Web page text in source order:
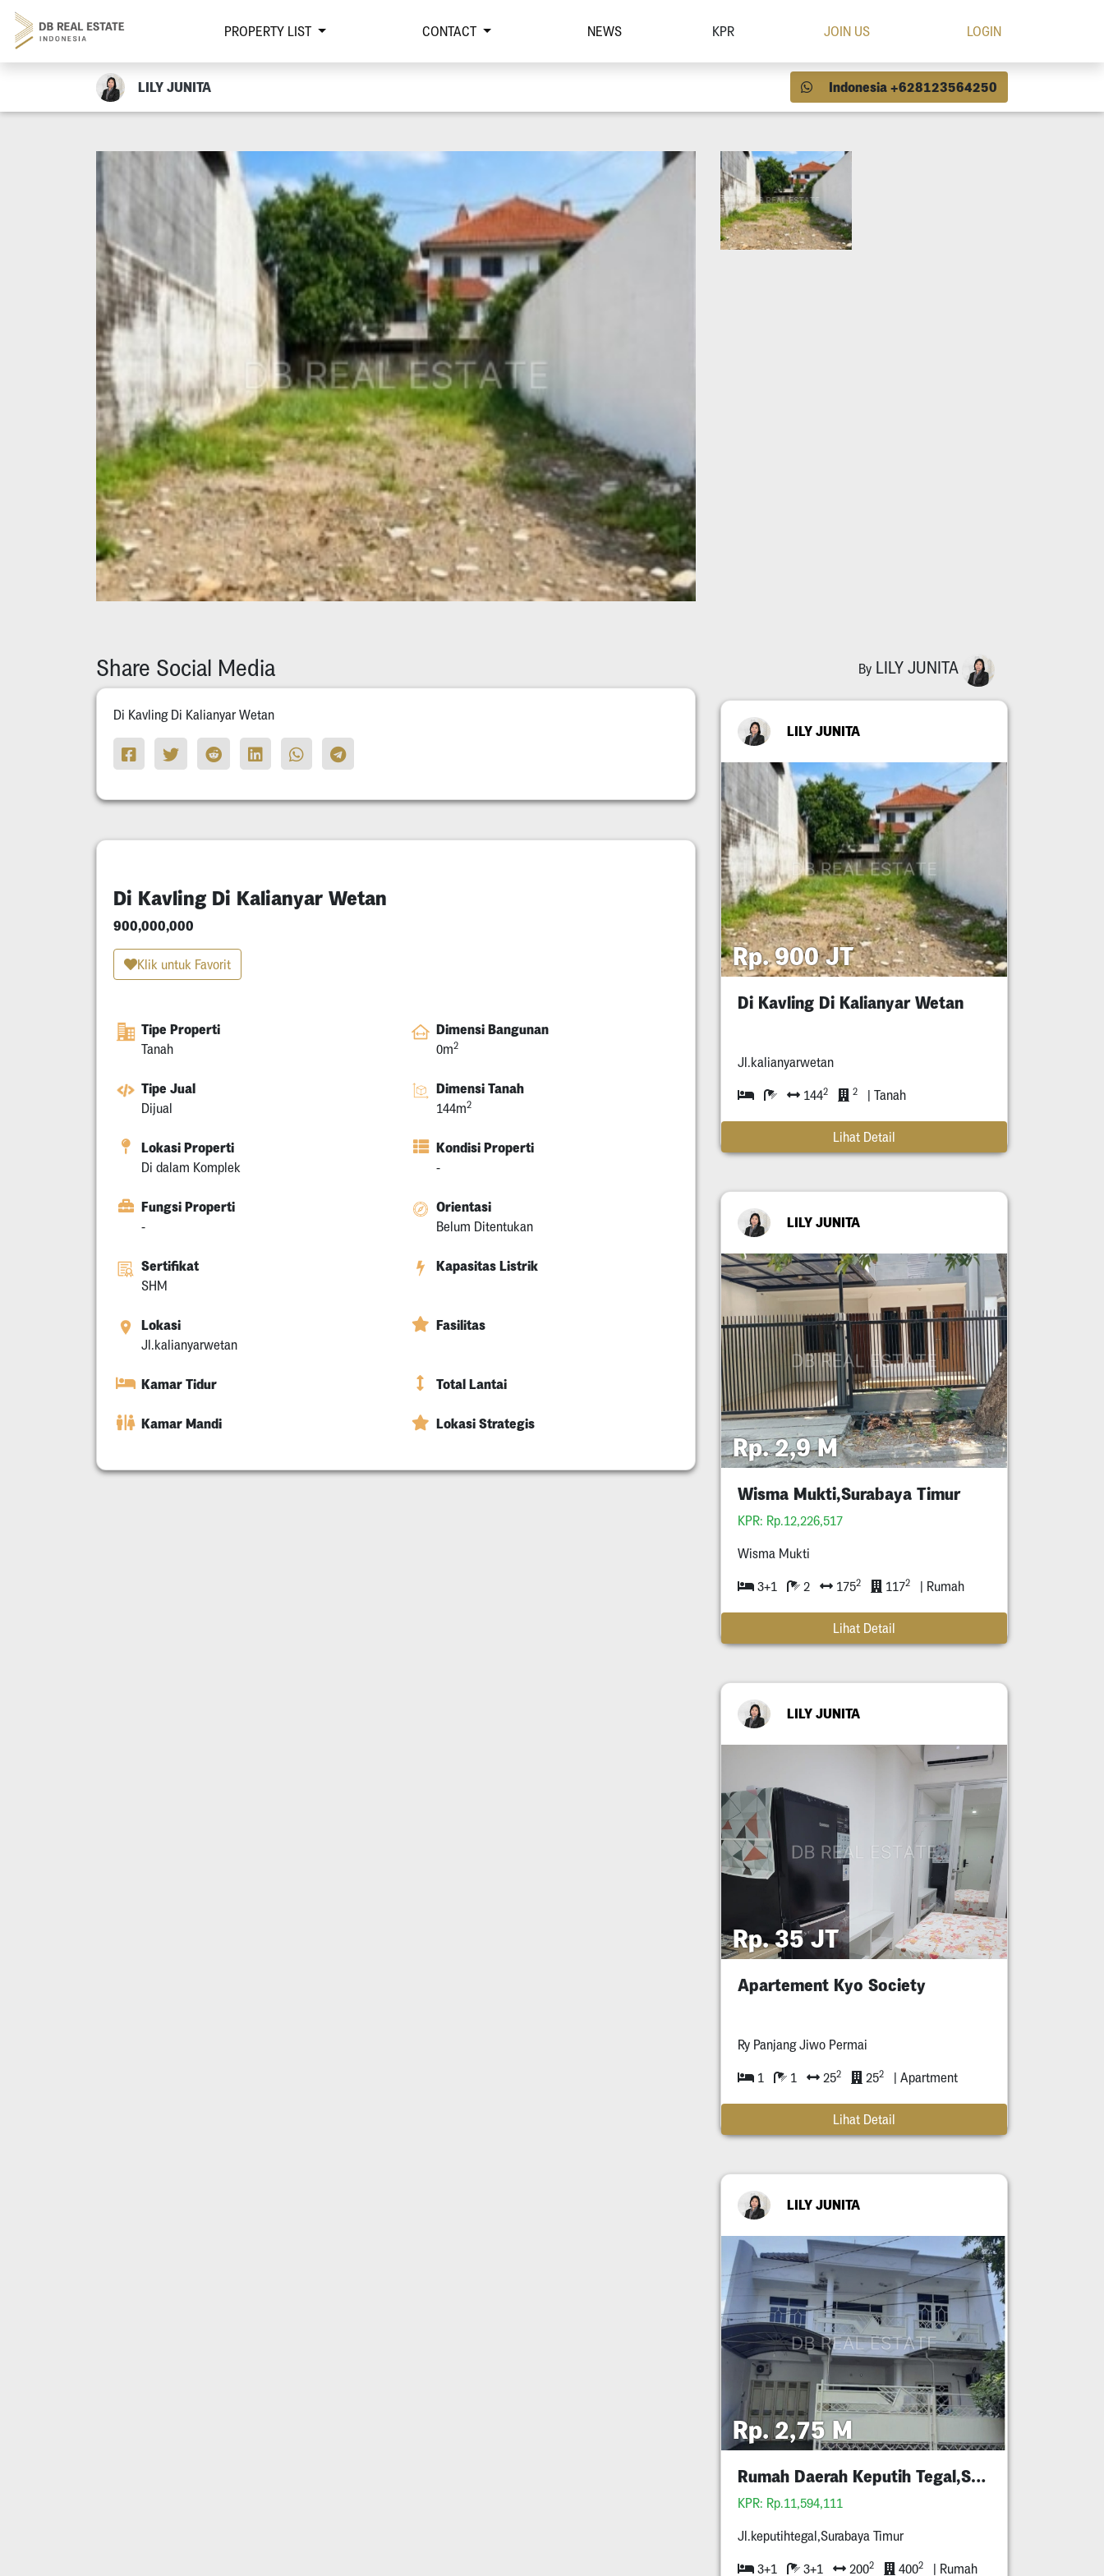
PROPERTY LIST CONTACT NEWS KPR JOIN US LOGIN
LILY JUNITA Indonesia +628123564250
Share Social Media
Di Kavling Di Kalianyar Wetan
Di Kavling Di Kalianyar Wetan
900,000,000
Klik untuk Favorit
Tipe Properti
Tanah
Dimensi Bangunan
0m2
Tipe Jual
Dijual
Dimensi Tanah
144m2
Lokasi Properti
Di dalam Komplek
Kondisi Properti
-
Fungsi Properti
-
Orientasi
Belum Ditentukan
Sertifikat
SHM
Kapasitas Listrik
Lokasi
Jl.kalianyarwetan
Fasilitas
Kamar Tidur Total Lantai
Kamar Mandi Lokasi Strategis
By LILY JUNITA
LILY JUNITA
Rp. 900 JT
Di Kavling Di Kalianyar Wetan
Jl.kalianyarwetan
1442 2 | Tanah
Lihat Detail
LILY JUNITA
Rp. 2,9 M
Wisma Mukti,Surabaya Timur
KPR: Rp.12,226,517
Wisma Mukti
3+1 2 1752 1172 | Rumah
Lihat Detail
LILY JUNITA
Rp. 35 JT
Apartement Kyo Society
Ry Panjang Jiwo Permai
1 1 252 252 | Apartment
Lihat Detail
LILY JUNITA
Rp. 2,75 M
Rumah Daerah Keputih Tegal,Surabaya
KPR: Rp.11,594,111
Jl.keputihtegal,Surabaya Timur
3+1 3+1 2002 4002 | Rumah